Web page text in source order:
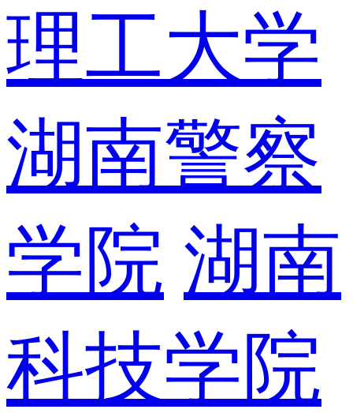
理工大学
湖南警察
学院 湖南
科技学院